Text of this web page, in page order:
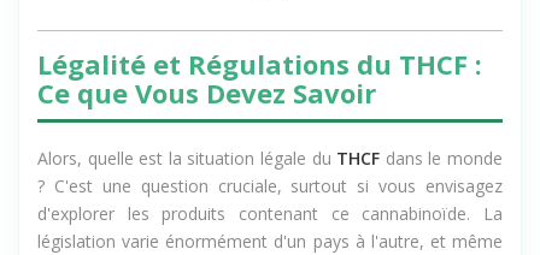
Légalité et Régulations du THCF :
Ce que Vous Devez Savoir
Alors, quelle est la situation légale du THCF dans le monde
? C'est une question cruciale, surtout si vous envisagez
d'explorer les produits contenant ce cannabinoïde. La
législation varie énormément d'un pays à l'autre, et même